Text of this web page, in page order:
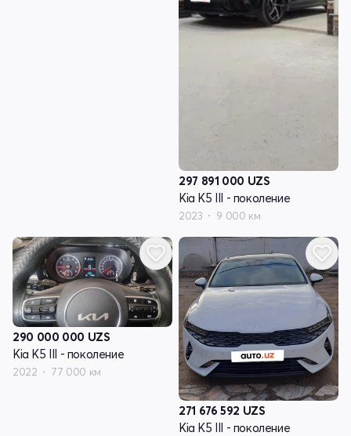
297 891 000 UZS
Kia K5 III - поколение
2023 9 000 км
290 000 000 UZS
Kia K5 III - поколение
2022 77 000 км
271 676 592 UZS
Kia K5 III - поколение